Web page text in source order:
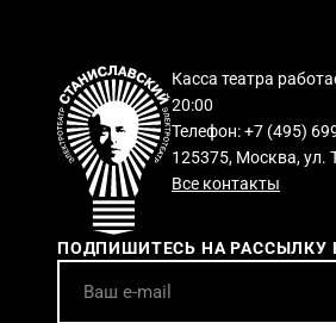
Касса театра
20:00
Телефон: +7 (495)
125375, Москва, ул.
Все контакты
ПОДПИШИТЕСЬ НА РАССЫЛКУ